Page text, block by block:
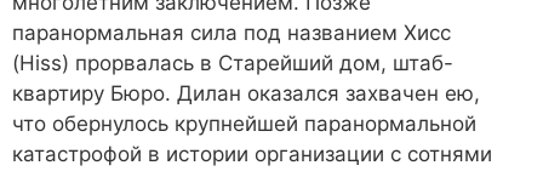
паранормальная сила под названием Хисс
(Hiss) прорвалась в Старейший дом, штаб-
квартиру Бюро. Дилан оказался захвачен ею,
что обернулось крупнейшей паранормальной
катастрофой в истории организации с сотнями